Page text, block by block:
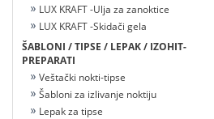
LUX KRAFT -Ulja za zanoktice
LUX KRAFT -Skidači gela
ŠABLONI / TIPSE / LEPAK / IZOHIT-
PREPARATI
Veštački nokti-tipse
Šabloni za izlivanje noktiju
Lepak za tipse